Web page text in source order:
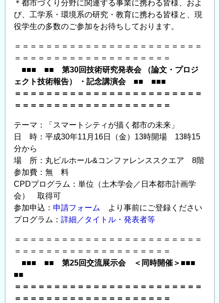
得
可
＞
の
＊都市づくり分野に関連する事業に携わる皆様、およ
び、工学系・環境系の研究・教育に携わる皆様と、現
役学生の多数のご参加をお待ちしております。
＝＝＝＝＝＝＝＝＝＝＝＝＝＝＝＝＝＝＝＝＝＝＝＝
＝＝＝＝＝＝＝＝＝＝＝＝＝＝＝＝＝＝＝＝
■■■ ■■ 第30回技術研究発表会 （論文・プロジ
ェクト技術報告） ・記念講演会 ■■ ■■■
＝＝＝＝＝＝＝＝＝＝＝＝＝＝＝＝＝＝＝＝＝＝＝＝
＝＝＝＝＝＝＝＝＝＝＝＝＝＝＝＝＝＝＝＝
テーマ：「スマートシティが描く都市の未来」
日 時：平成30年11月16日（金）13時開場 13時15
分から
場 所：丸ビルホール&コンファレンススクエア 8階
参加費：無 料
CPDプログラム：単位（土木学会／日本都市計画学
会） 取得可
参加申込： 申請フォーム
より事前にご登録ください
プログラム： 詳細／タイトル・発表者等
＝＝＝＝＝＝＝＝＝＝＝＝＝＝＝＝＝＝＝＝＝＝＝＝
＝＝＝＝＝＝＝＝＝＝＝＝＝＝＝＝＝＝＝＝
■■■ ■■ 第25回交流展示会 ＜同時開催＞■■■
■■
＝＝＝＝＝＝＝＝＝＝＝＝＝＝＝＝＝＝＝＝＝＝＝＝
＝＝＝＝＝＝＝＝＝＝＝＝＝＝＝＝＝＝＝＝